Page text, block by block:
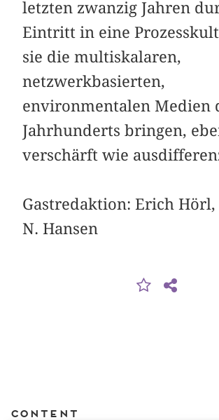
letzten zwanzig Jahren
Eintritt in eine
sie die multiskalaren,
netzwerkbasierten,
environmentalen Medien
Jahrhunderts bringen,
verschärft wie
Gastredaktion: Erich Hörl,
N. Hansen
Content